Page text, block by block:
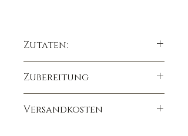
Zutaten:
Gunpowder, Lemongras, kandierte
Ananasstücke (Ananas, Zucker),
Ingwerstücke (7%), Löwenzahnkraut,
natürliches Aroma, Zitronenschalen
Zubereitung
Kochendes Wasser
Versandkosten